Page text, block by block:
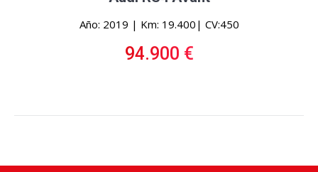
Año: 2019 | Km: 19.400| CV:450
94.900 €